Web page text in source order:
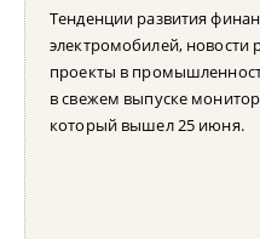
Тенденции развития
электромобилей, новости
проекты в
в свежем выпуске
который вышел 25 июня.